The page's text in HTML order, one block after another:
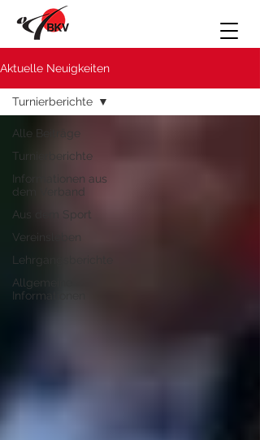
Aktuelle Neuigkeiten
Alle Beiträge
Turnierberichte
Informationen aus
dem Verband
Aus dem Sport
Vereinsleben
Lehrgangsberichte
Allgemeine
Informationen
Turnierberichte